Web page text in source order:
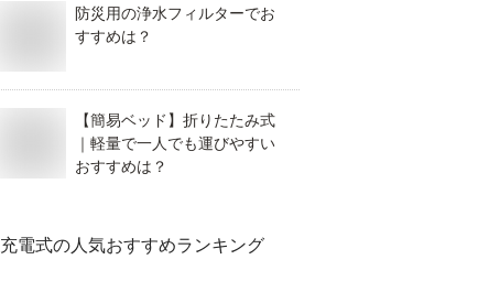
防災用の浄水フィルターでお
すすめは？
【簡易ベッド】折りたたみ式
｜軽量で一人でも運びやすい
おすすめは？
充電式の人気おすすめランキング